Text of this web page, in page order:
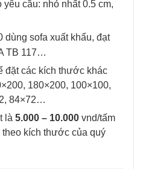
cầu: nhỏ nhất 0.5 cm,
dùng sofa xuất khẩu, đạt
TB 117…
đặt các kích thước khác
180×200, 100×100,
84×72…
là 5.000 – 10.000 vnd/tấm
theo kích thước của quý